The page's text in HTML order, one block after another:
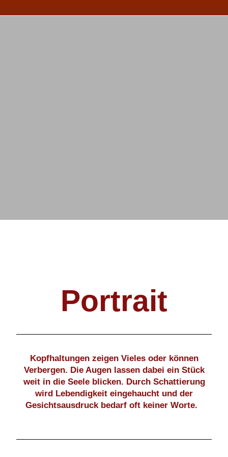
Portrait
Kopfhaltungen zeigen Vieles oder können
Verbergen. Die Augen lassen dabei ein Stück
weit in die Seele blicken. Durch Schattierung
wird Lebendigkeit eingehaucht und der
Gesichtsausdruck bedarf oft keiner Worte.